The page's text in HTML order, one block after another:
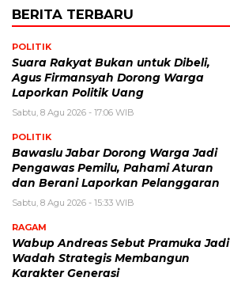
BERITA TERBARU
POLITIK
Suara Rakyat Bukan untuk Dibeli,
Agus Firmansyah Dorong Warga
Laporkan Politik Uang
Sabtu, 8 Agu 2026 - 17:06 WIB
POLITIK
Bawaslu Jabar Dorong Warga Jadi
Pengawas Pemilu, Pahami Aturan
dan Berani Laporkan Pelanggaran
Sabtu, 8 Agu 2026 - 15:33 WIB
RAGAM
Wabup Andreas Sebut Pramuka Jadi
Wadah Strategis Membangun
Karakter Generasi ‎